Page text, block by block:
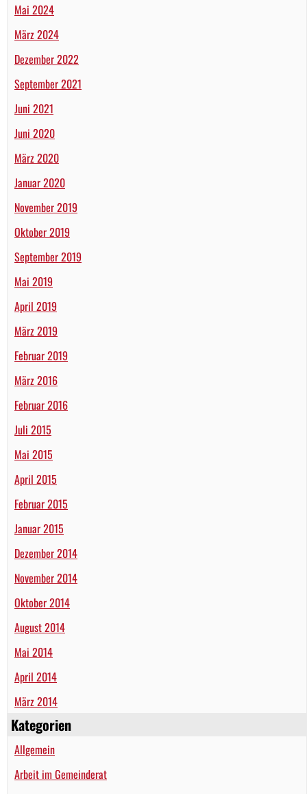
Mai 2024
März 2024
Dezember 2022
September 2021
Juni 2021
Juni 2020
März 2020
Januar 2020
November 2019
Oktober 2019
September 2019
Mai 2019
April 2019
März 2019
Februar 2019
März 2016
Februar 2016
Juli 2015
Mai 2015
April 2015
Februar 2015
Januar 2015
Dezember 2014
November 2014
Oktober 2014
August 2014
Mai 2014
April 2014
März 2014
Kategorien
Allgemein
Arbeit im Gemeinderat